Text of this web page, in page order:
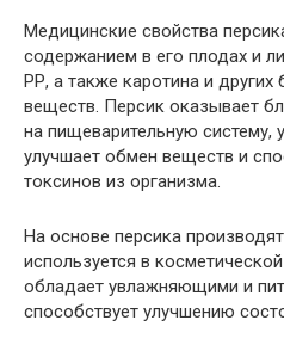
Медицинские свойства
содержанием в его плодах и
РР, а также каротина и других
веществ. Персик оказывает
на пищеварительную систему,
улучшает обмен веществ и
токсинов из организма.
На основе персика
используется в
обладает увлажняющими и
способствует улучшению